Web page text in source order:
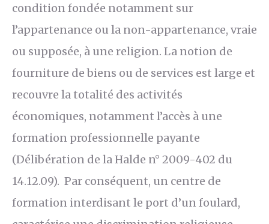
condition fondée notamment sur
l’appartenance ou la non-appartenance, vraie
ou supposée, à une religion. La notion de
fourniture de biens ou de services est large et
recouvre la totalité des activités
économiques, notamment l’accès à une
formation professionnelle payante
(Délibération de la Halde n° 2009-402 du
14.12.09). Par conséquent, un centre de
formation interdisant le port d’un foulard,